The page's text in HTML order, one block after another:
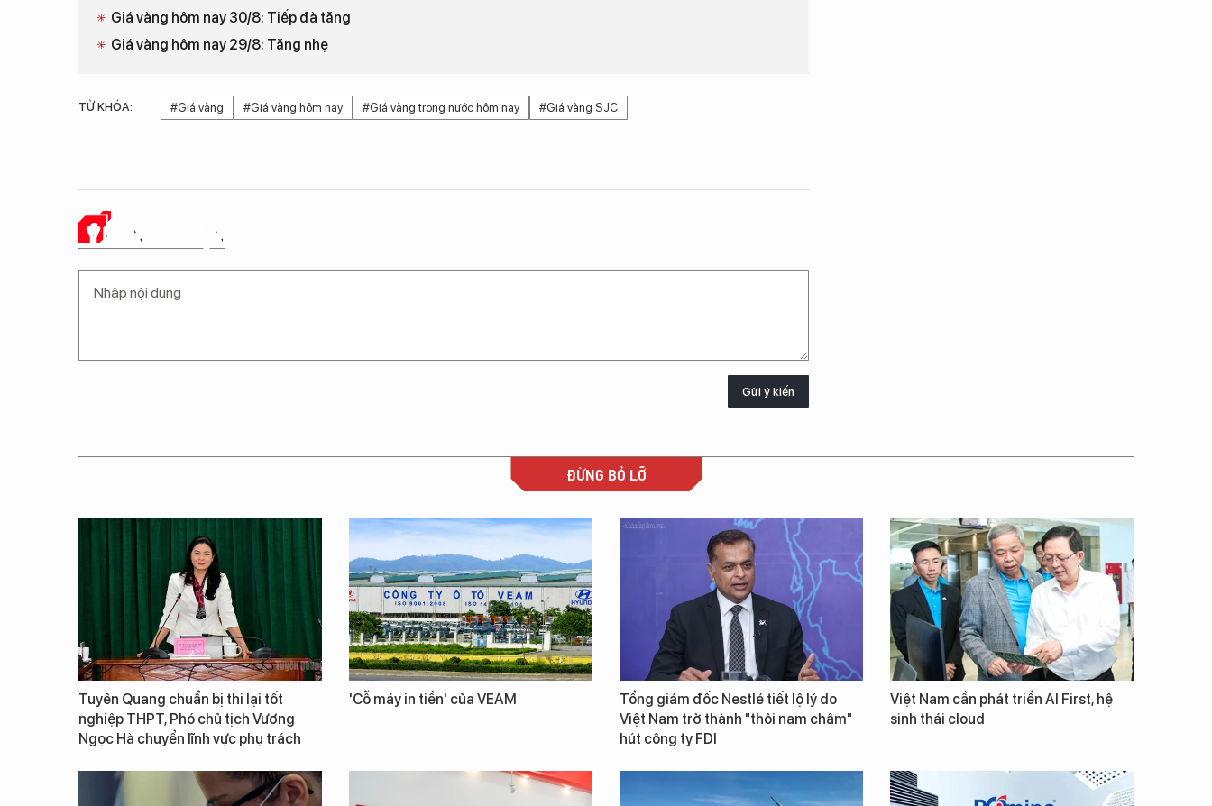
Giá vàng hôm nay 30/8: Tiếp đà tăng
Giá vàng hôm nay 29/8: Tăng nhẹ
TỪ KHÓA: #Giá vàng #Giá vàng hôm nay #Giá vàng trong nước hôm nay #Giá vàng SJC
Ý KIẾN CỦA BẠN
Gửi ý kiến
ĐỪNG BỎ LỠ
Tuyên Quang chuẩn bị thi lại tốt
nghiệp THPT, Phó chủ tịch Vương
Ngọc Hà chuyển lĩnh vực phụ trách
'Cỗ máy in tiền' của VEAM
Tổng giám đốc Nestlé tiết lộ lý do
Việt Nam trở thành "thỏi nam châm"
hút công ty FDI
Việt Nam cần phát triển AI First, hệ
sinh thái cloud